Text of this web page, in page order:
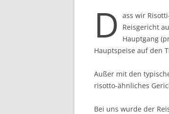
D ass wir
Reisgericht
Hauptgang
Hauptspeise auf den
Außer mit den
risotto-ähnliches
Bei uns wurde der